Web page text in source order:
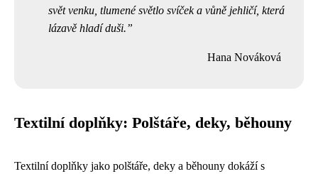
svět venku, tlumené světlo svíček a vůně jehličí, která
lázavě hladí duši.
Hana Nováková
Textilní doplňky: Polštáře, deky, běhouny
Textilní doplňky jako polštáře, deky a běhouny dokáží s